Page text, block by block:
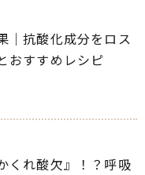
｜抗酸化成分をロス
おすすめレシピ
くれ酸欠』！？呼吸